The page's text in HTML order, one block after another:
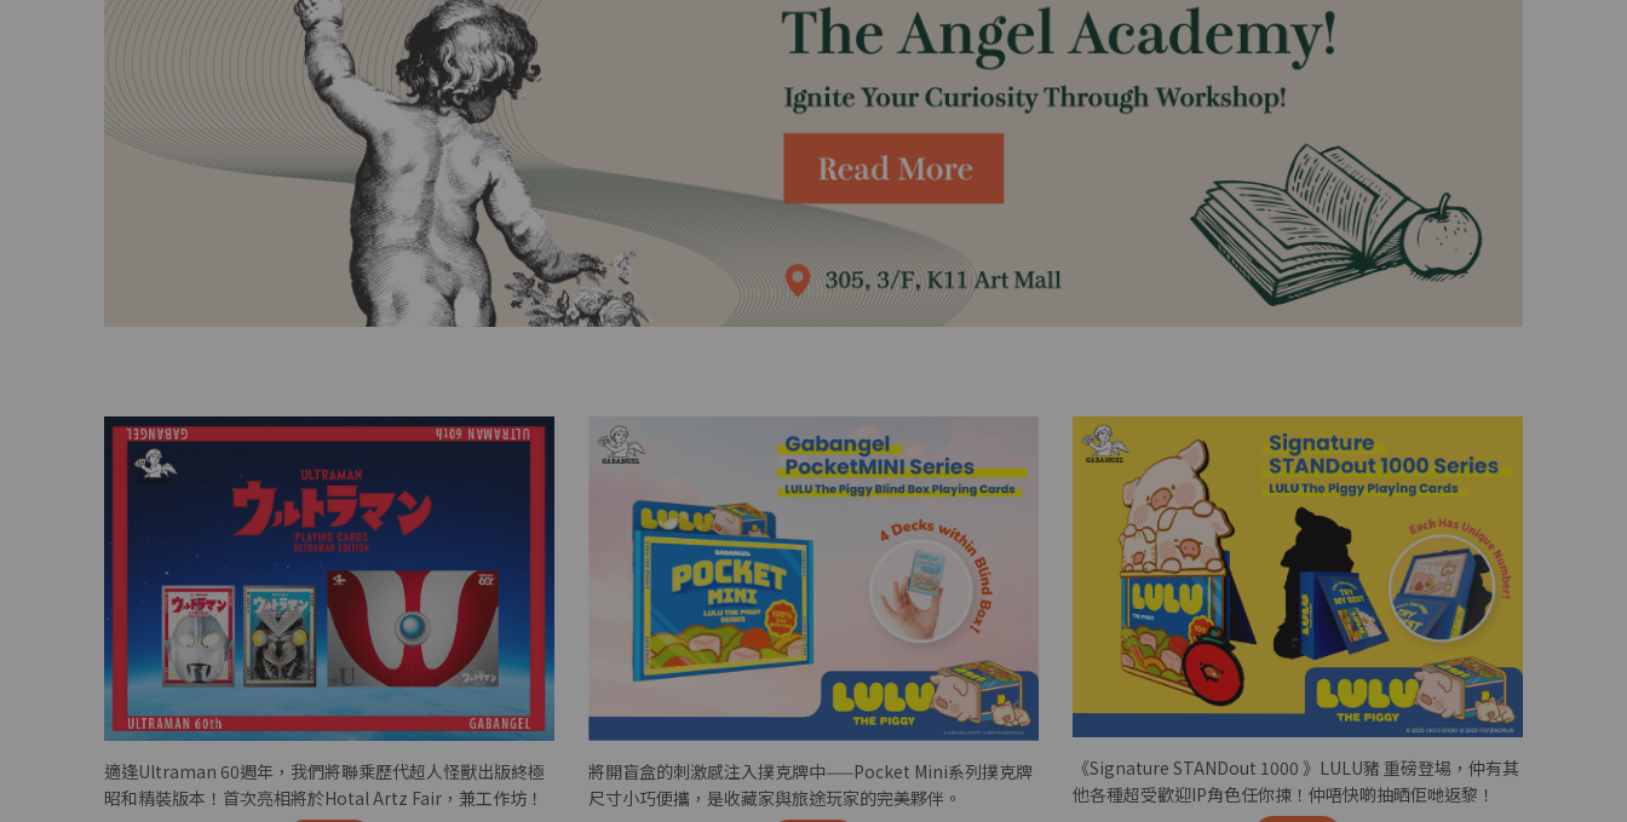
適逢Ultraman 60週年，我們將聯乘歷代超人怪獸出版終極
昭和精裝版本！首次亮相將於Hotal Artz Fair，兼工作坊！
將開盲盒的刺激感注入撲克牌中——Pocket Mini系列撲克牌
尺寸小巧便攜，是收藏家與旅途玩家的完美夥伴。
《Signature STANDout 1000 》LULU豬 重磅登場，仲有其
他各種超受歡迎IP角色任你揀！仲唔快啲抽晒佢哋返黎！